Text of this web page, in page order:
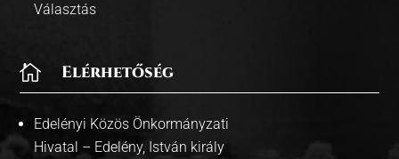
Választás
 Elérhetőség
Edelényi Közös Önkormányzati
Hivatal – Edelény, István király